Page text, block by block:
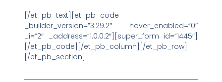
[/et_pb_text][et_pb_code
_builder_version=”3.29.2″ hover_enabled=”0″
_i=”2″ _address=”1.0.0.2″][super_form id=”1445″]
[/et_pb_code][/et_pb_column][/et_pb_row]
[/et_pb_section]